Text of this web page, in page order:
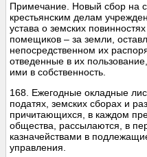
Примечание. Новый сбор на
крестьянским делам
устава о земских
помещиков – за земли,
непосредственном их
отведенные в их
ими в собственность.
168. Ежегодные окладные
податях, земских сборах и
причитающихся, в каждом
общества, рассылаются, в
казначействами в
управления.